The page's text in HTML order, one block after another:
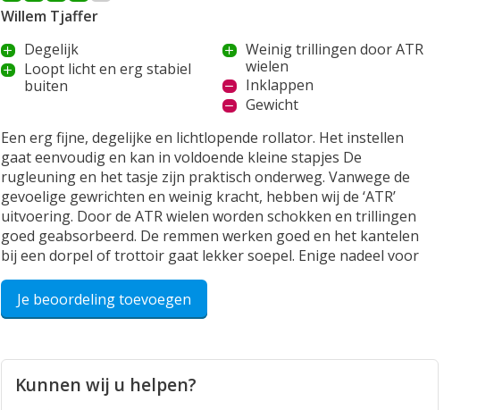
Willem Tjaffer
Degelijk
Loopt licht en erg stabiel
buiten
Weinig trillingen door ATR
wielen
Inklappen
Gewicht
Een erg fijne, degelijke en lichtlopende rollator. Het instellen
gaat eenvoudig en kan in voldoende kleine stapjes De
rugleuning en het tasje zijn praktisch onderweg. Vanwege de
gevoelige gewrichten en weinig kracht, hebben wij de ‘ATR’
uitvoering. Door de ATR wielen worden schokken en trillingen
goed geabsorbeerd. De remmen werken goed en het kantelen
bij een dorpel of trottoir gaat lekker soepel. Enige nadeel voor
mijn vrouw is het inklappen. Hiervoor moet je aan een lus
trekken en daarvoor komt ze kracht tekort. Alles bij elkaar, is
mijn vrouw er blij mee en ligt hij nu standaard in de auto.
Je beoordeling toevoegen
Kunnen wij u helpen?